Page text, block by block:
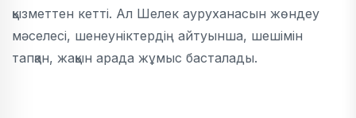
қызметтен кетті. Ал Шелек ауруханасын жөндеу
мәселесі, шенеуніктердің айтуынша, шешімін
тапқан, жақын арада жұмыс басталады.